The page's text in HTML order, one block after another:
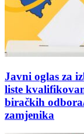
Javni oglas za
liste
biračkih
zamjenika